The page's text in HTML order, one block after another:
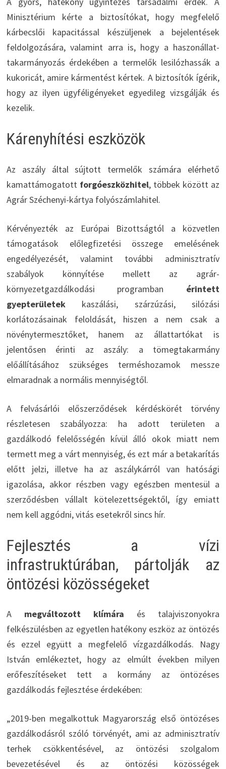
Minisztérium kérte a biztosítókat, hogy megfelelő
kárbecslői kapacitással készüljenek a bejelentések
feldolgozására, valamint arra is, hogy a haszonállat-
takarmányozás érdekében a termelők lesilózhassák a
kukoricát, amire kármentést kértek. A biztosítók ígérik,
hogy az ilyen ügyféligényeket egyedileg vizsgálják és
kezelik.
Kárenyhítési eszközök
Az aszály által sújtott termelők számára elérhető
kamattámogatott forgóeszközhitel, többek között az
Agrár Széchenyi-kártya folyószámlahitel.
Kérvényezték az Európai Bizottságtól a közvetlen
támogatások előlegfizetési összege emelésének
engedélyezését, valamint további adminisztratív
szabályok könnyítése mellett az agrár-
környezetgazdálkodási programban érintett
gyepterületekkaszálási, szárzúzási, silózási
korlátozásainak feloldását, hiszen a nem csak a
növénytermesztőket, hanem az állattartókat is
jelentősen érinti az aszály: a tömegtakarmány
előállításához szükséges terméshozamok messze
elmaradnak a normális mennyiségtől.
A felvásárlói előszerződések kérdéskörét törvény
részletesen szabályozza: ha adott területen a
gazdálkodó felelősségén kívül álló okok miatt nem
termett meg a várt mennyiség, és ezt már a betakarítás
előtt jelzi, illetve ha az aszálykárról van hatósági
igazolása, akkor részben vagy egészben mentesül a
szerződésben vállalt kötelezettségektől, így emiatt
nem kell aggódni, vitás esetekről sincs hír.
Fejlesztés a vízi
infrastruktúrában, pártolják az
öntözési közösségeket
A megváltozott klímára és talajviszonyokra
felkészülésben az egyetlen hatékony eszköz az öntözés
és ezzel együtt a megfelelő vízgazdálkodás. Nagy
István emlékeztet, hogy az elmúlt években milyen
erőfeszítéseket tett a kormány az öntözéses
gazdálkodás fejlesztése érdekében:
„2019-ben megalkottuk Magyarország első öntözéses
gazdálkodásról szóló törvényét, ami az adminisztratív
terhek csökkentésével, az öntözési szolgalom
bevezetésével és az öntözési közösségek